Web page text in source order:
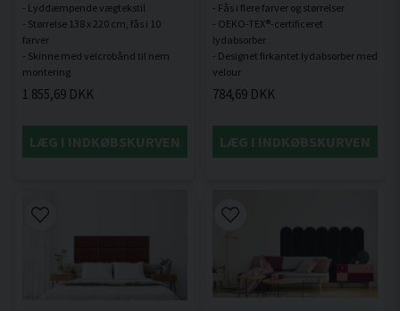
- Lyddæmpende vægtekstil
- Størrelse 138 x 220 cm, fås i 10
farver
- Skinne med velcrobånd til nem
1 855,69 DKK
LÆG I INDKØBSKURVEN
- Fås i flere farver og størrelser
- OEKO-TEX®-certificeret
lydabsorber
- Designet firkantet lydabsorber med
784,69 DKK
LÆG I INDKØBSKURVEN